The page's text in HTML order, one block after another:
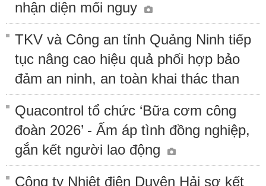
nhận diện mối nguy
TKV và Công an tỉnh Quảng Ninh tiếp
tục nâng cao hiệu quả phối hợp bảo
đảm an ninh, an toàn khai thác than
Quacontrol tổ chức ‘Bữa cơm công
đoàn 2026’ - Ấm áp tình đồng nghiệp,
gắn kết người lao động
Công ty Nhiệt điện Duyên Hải sơ kết